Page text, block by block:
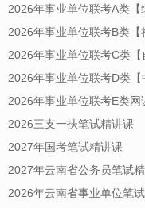
2026年事业单位联考A类【
2026年事业单位联考B类【
2026年事业单位联考C类【
2026年事业单位联考D类【
2026年事业单位联考E类网
2026三支一扶笔试精讲课
2027年国考笔试精讲课
2027年云南省公务员笔试
2026年云南省事业单位笔